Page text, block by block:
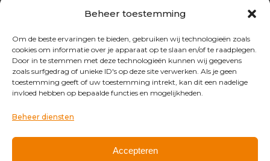
Beheer toestemming
Om de beste ervaringen te bieden, gebruiken wij technologieën zoals
cookies om informatie over je apparaat op te slaan en/of te raadplegen.
Door in te stemmen met deze technologieën kunnen wij gegevens
zoals surfgedrag of unieke ID's op deze site verwerken. Als je geen
toestemming geeft of uw toestemming intrekt, kan dit een nadelige
invloed hebben op bepaalde functies en mogelijkheden.
Beheer diensten
Accepteren
4014 NS Wadenoijen
Tel: 085-3034601
24/7:085-3034600
E‑mail:info@trackpointer.nl